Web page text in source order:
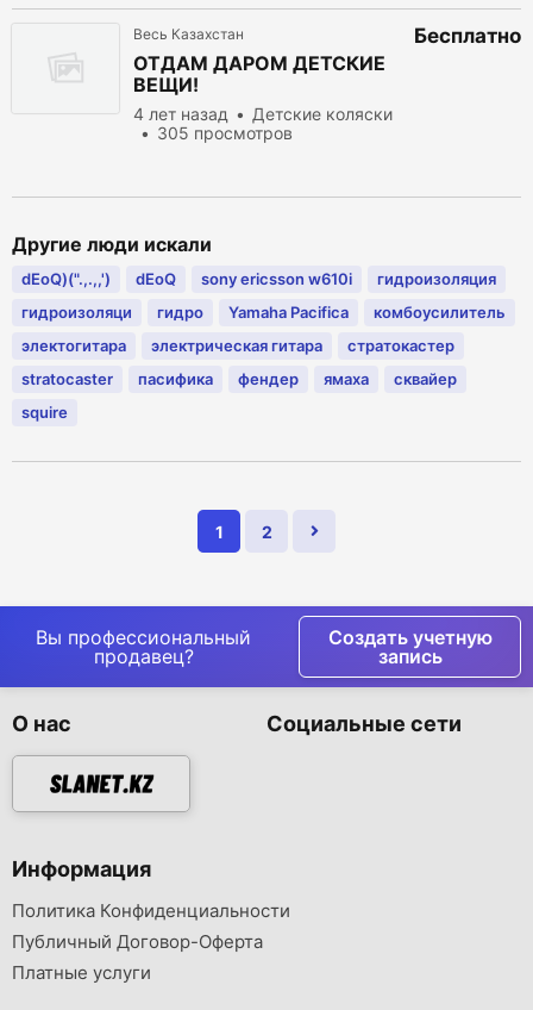
Весь Казахстан
ОТДАМ ДАРОМ ДЕТСКИЕ
ВЕЩИ!
4 лет назад
Детские коляски
305 просмотров
Бесплатно
Другие люди искали
dEoQ)(".,.,,') dEoQ sony ericsson w610i
гидроизоляция
гидроизоляци
гидро Yamaha Pacifica
комбоусилитель
электогитара
электрическая гитара
стратокастер
stratocaster
пасифика фендер ямаха
сквайер
squire
1 2
Вы профессиональный
продавец?
Создать учетную
запись
О нас Социальные сети
Информация
Политика Конфиденциальности
Публичный Договор-Оферта
Платные услуги